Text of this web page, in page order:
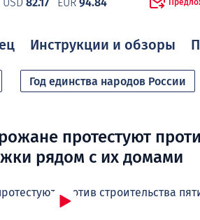
Инструкции и обзоры
Год единства народов России
протестуют
рядом с их домами